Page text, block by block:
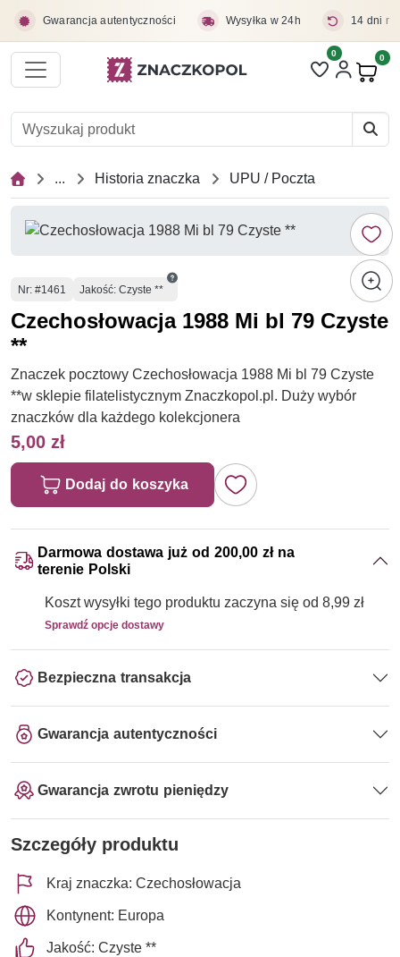
Gwarancja autentyczności Wysyłka w 24h 14 dni
Liczba pozycji
0 0
... Historia znaczka UPU / Poczta
Numer
Nr: #1461 Jakość: Czyste **
Czechosłowacja 1988 Mi bl 79 Czyste
**
Znaczek pocztowy Czechosłowacja 1988 Mi bl 79 Czyste
**w sklepie filatelistycznym Znaczkopol.pl. Duży wybór
znaczków dla każdego kolekcjonera
5,00 zł
Dodaj do koszyka
Darmowa dostawa już od 200,00 zł na
terenie Polski
Koszt wysyłki tego produktu zaczyna się od 8,99 zł
Sprawdź opcje dostawy
Bezpieczna transakcja
Gwarancja autentyczności
Gwarancja zwrotu pieniędzy
Szczegóły produktu
Kraj znaczka: Czechosłowacja
Kontynent: Europa
Jakość: Czyste **